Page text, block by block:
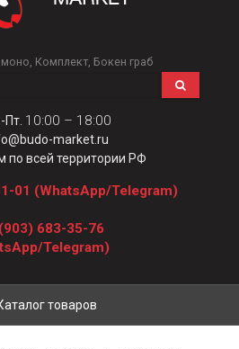
Комплект Бокен граб
Пт. 10:00 – 18:00
market.ru
по всей территории РФ
01 (WhatsApp/Telegram)
683-35-76
Telegram)
товаров